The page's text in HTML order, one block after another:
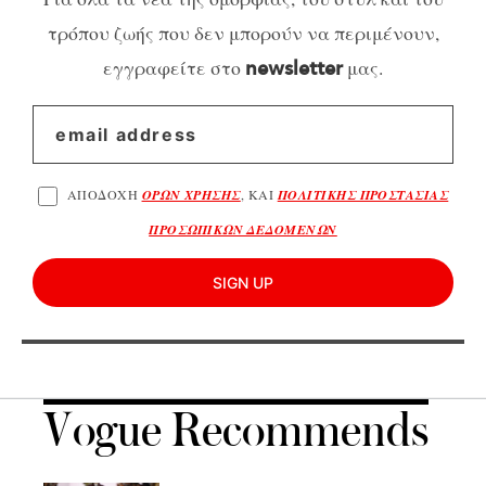
τρόπου ζωής που δεν μπορούν να περιμένουν,
εγγραφείτε στο newsletterμας.
ΑΠΟΔΟΧΗ ΟΡΩΝ ΧΡΗΣΗΣ, ΚΑΙ ΠΟΛΙΤΙΚΗΣ ΠΡΟΣΤΑΣΙΑΣ
ΠΡΟΣΩΠΙΚΩΝ ΔΕΔΟΜΕΝΩΝ
SIGN UP
Vogue Recommends